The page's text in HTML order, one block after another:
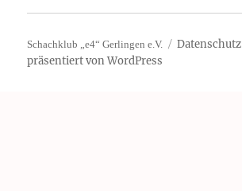
Schachklub „e4“ Gerlingen e.V. Datenschutz
präsentiert von WordPress